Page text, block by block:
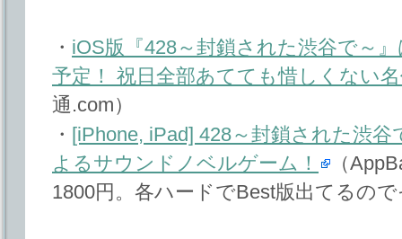
・ iOS版『428～封鎖された渋谷で～
予定！ 祝日全部あてても惜しくない
通.com）
・ [iPhone, iPad] 428～封鎖された渋
よるサウンドノベルゲーム！
（
1800円。各ハードでBest版出てるの